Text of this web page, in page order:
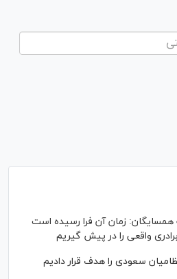
زمان آن فرا رسیده است
واقعی را در پیش گیریم
سعودی را هدف قرار دادیم